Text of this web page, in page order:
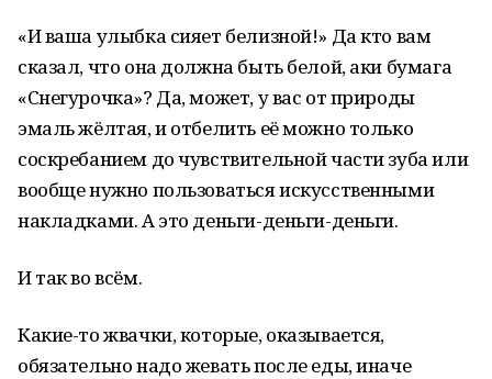
«И ваша улыбка сияет белизной!» Да кто вам
сказал, что она должна быть белой, аки бумага
«Снегурочка»? Да, может, у вас от природы
эмаль жёлтая, и отбелить её можно только
соскребанием до чувствительной части зуба или
вообще нужно пользоваться искусственными
накладками. А это деньги-деньги-деньги.
И так во всём.
Какие-то жвачки, которые, оказывается,
обязательно надо жевать после еды, иначе